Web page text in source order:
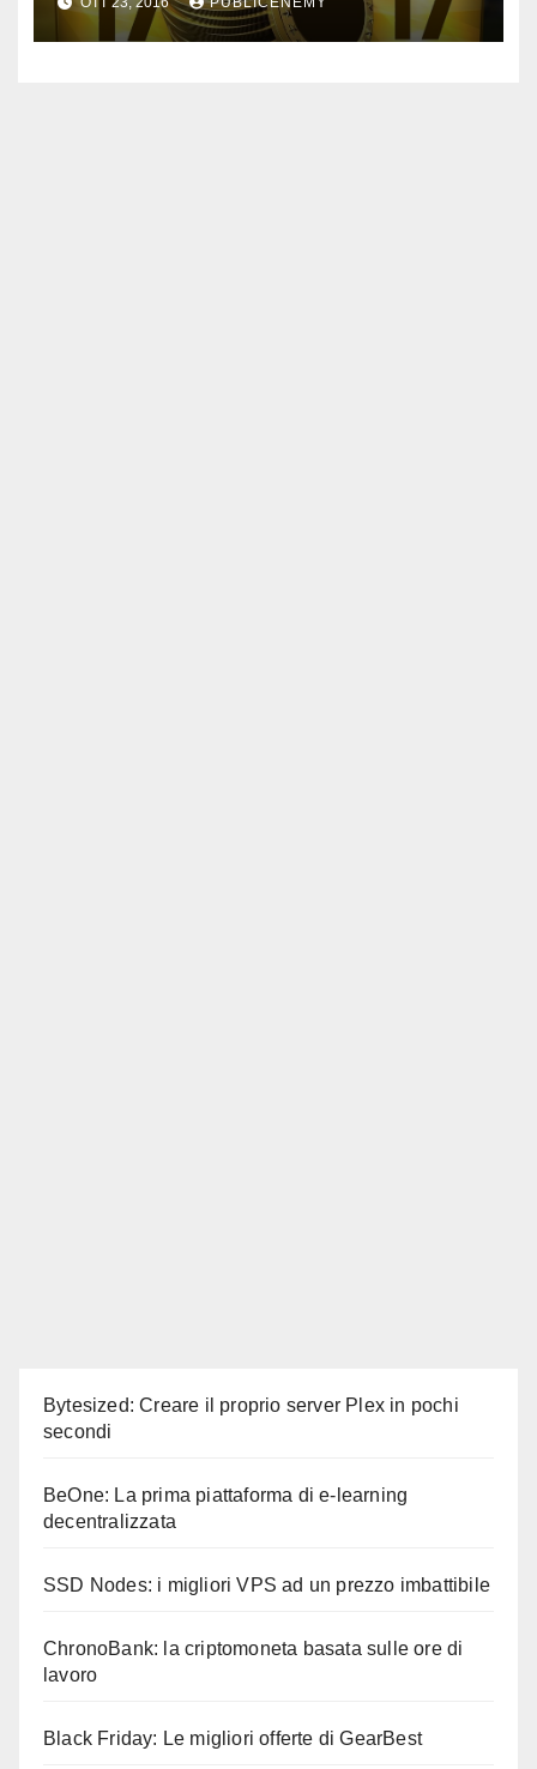
Bytesized: Creare il proprio server Plex in pochi
secondi
BeOne: La prima piattaforma di e-learning
decentralizzata
SSD Nodes: i migliori VPS ad un prezzo imbattibile
ChronoBank: la criptomoneta basata sulle ore di
lavoro
Black Friday: Le migliori offerte di GearBest